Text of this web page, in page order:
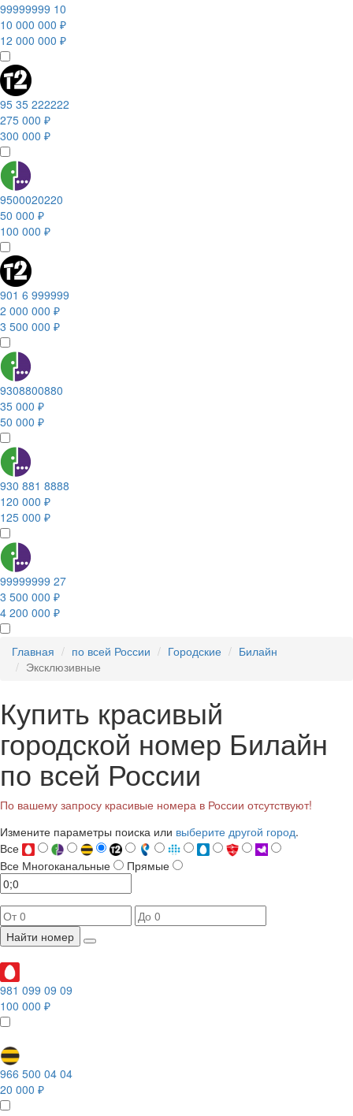
99999999 10
10 000 000 ₽
12 000 000 ₽
95 35 222222
275 000 ₽
300 000 ₽
9500020220
50 000 ₽
100 000 ₽
901 6 999999
2 000 000 ₽
3 500 000 ₽
9308800880
35 000 ₽
50 000 ₽
930 881 8888
120 000 ₽
125 000 ₽
99999999 27
3 500 000 ₽
4 200 000 ₽
Главная по всей России Городские
Билайн
Эксклюзивные
Купить красивый
городской номер Билайн
по всей России
По вашему запросу красивые номера в России отсутствуют!
Измените параметры поиска или выберите другой город.
Все
Все Многоканальные Прямые
Найти номер
981 099 09 09
100 000 ₽
966 500 04 04
20 000 ₽